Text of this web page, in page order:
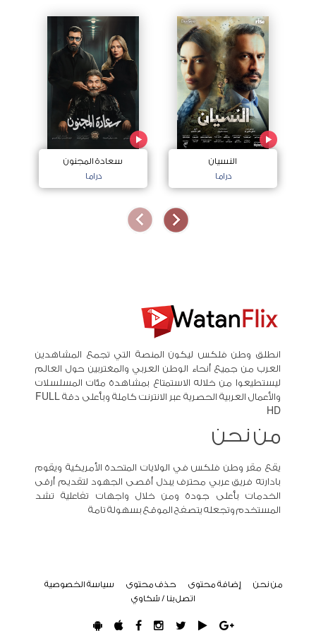
النسيان
دراما
سعادة المجنون
دراما
انطلق وطن فلكس ليكون المنصة التي تجمع المشاهدين
العرب من جميع أنحاء الوطن العربي والمغتربين حول العالم
ليستطيعوا من خلاله الاستمتاع بمشاهدة مئات المسلسلات
والأعمال العربية الحصرية عبر الانترنت كاملة وبأعلى دقة FULL
HD
من نحن
يقع مقر وطن فلكس في الولايات المتحدة الأمريكية ويقوم
بادارته فريق عربي محترف يبذل أقصى الجهود لتقديم أرقى
الخدمات بأعلى جودة ومن خلال واجهات تفاعلية تشد
المستخدم وتجعله يتصفح الموقع بسهولة تامة
من نحن إضافة محتوى حذف محتوى
سياسة الخصوصية
اتصل بنا / شكاوي